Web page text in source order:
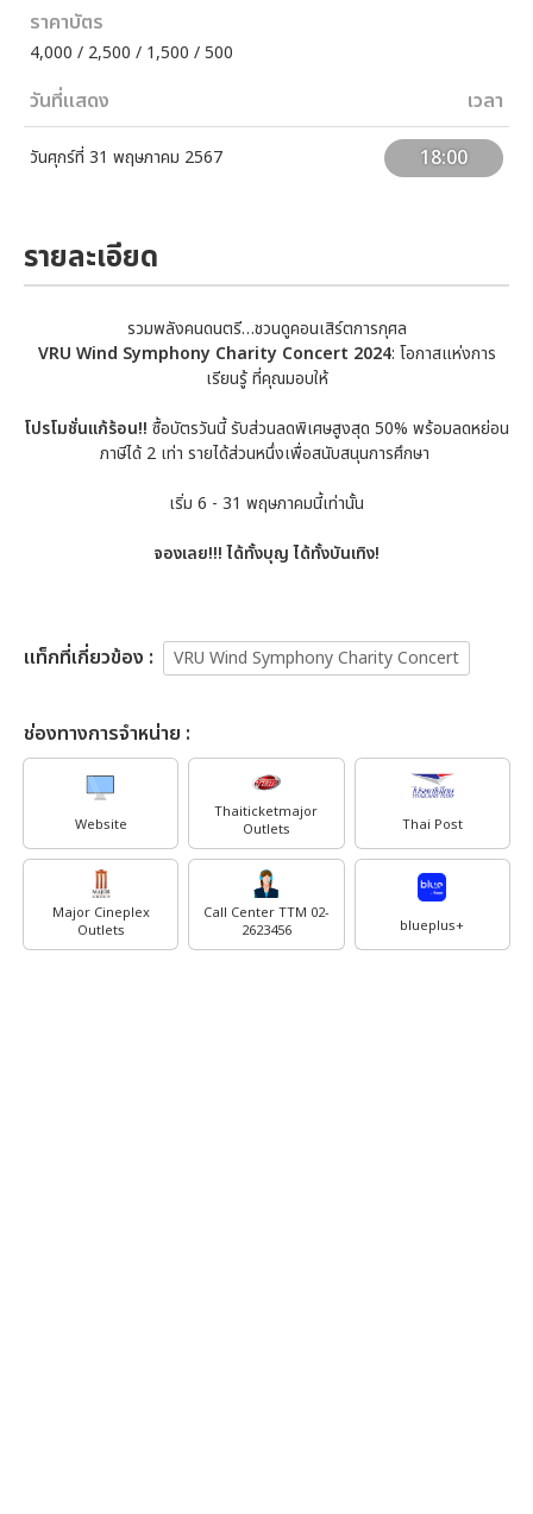
ราคาบัตร
4,000 / 2,500 / 1,500 / 500
วันที่แสดง เวลา
วันศุกร์ที่ 31 พฤษภาคม 2567 18:00
รายละเอียด
รวมพลังคนดนตรี…ชวนดูคอนเสิร์ตการกุศล
VRU Wind Symphony Charity Concert 2024: โอกาสแห่งการ
เรียนรู้ ที่คุณมอบให้
โปรโมชั่นแก้ร้อน!! ซื้อบัตรวันนี้ รับส่วนลดพิเศษสูงสุด 50% พร้อมลดหย่อน
ภาษีได้ 2 เท่า รายได้ส่วนหนึ่งเพื่อสนับสนุนการศึกษา
เริ่ม 6 - 31 พฤษภาคมนี้เท่านั้น
จองเลย!!! ได้ทั้งบุญ ได้ทั้งบันเทิง!
เเท็กที่เกี่ยวข้อง : VRU Wind Symphony Charity Concert
ช่องทางการจำหน่าย :
Website
Thaiticketmajor
Outlets
Thai Post
Major Cineplex
Outlets
Call Center TTM 02-
2623456
blueplus+